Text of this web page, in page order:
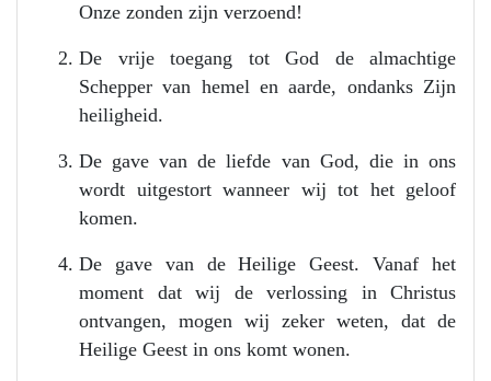
Onze zonden zijn verzoend!
De vrije toegang tot God de almachtige
Schepper van hemel en aarde, ondanks Zijn
heiligheid.
De gave van de liefde van God, die in ons
wordt uitgestort wanneer wij tot het geloof
komen.
De gave van de Heilige Geest. Vanaf het
moment dat wij de verlossing in Christus
ontvangen, mogen wij zeker weten, dat de
Heilige Geest in ons komt wonen.